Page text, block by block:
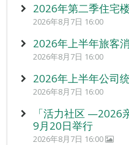
2026年第二季住宅
2026年8月7日 16:00
2026年上半年旅客
2026年8月7日 16:00
2026年上半年公司
2026年8月7日 16:00
「活力社区 —2026
9月20日举行
2026年8月7日 16:00